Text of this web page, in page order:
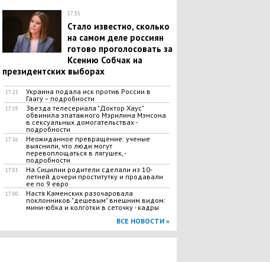
17:35
Стало известно, сколько
на самом деле россиян
готово проголосовать за
Ксению Собчак на
президентских выборах
17:25
Украина подала иск против России в
Гаагу – подробности
17:19
Звезда телесериала "Доктор Хаус"
обвинила эпатажного Мэрилина Мэнсона
в сексуальных домогательствах -
подробности
17:16
Неожиданное превращение: ученые
выяснили, что люди могут
перевоплощаться в лягушек, -
подробности
17:05
На Сицилии родители сделали из 10-
летней дочери проститутку и продавали
ее по 9 евро
17:00
Настя Каменских разочаровала
поклонников "дешевым" внешним видом:
мини-юбка и колготки в сеточку - кадры
ВСЕ НОВОСТИ »